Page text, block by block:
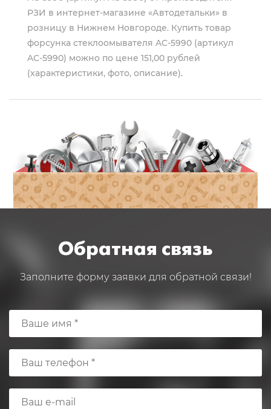
РЗИ в интернет-магазине «Автодетальки» в
розницу в Нижнем Новгороде. Купить товар
форсунка стеклоомывателя AC-5990 (артикул
AC-5990) можно по цене 151,00 рублей
(характеристики, фото, описание).
Обратная связь
Заполните форму заявки для обратной связи!